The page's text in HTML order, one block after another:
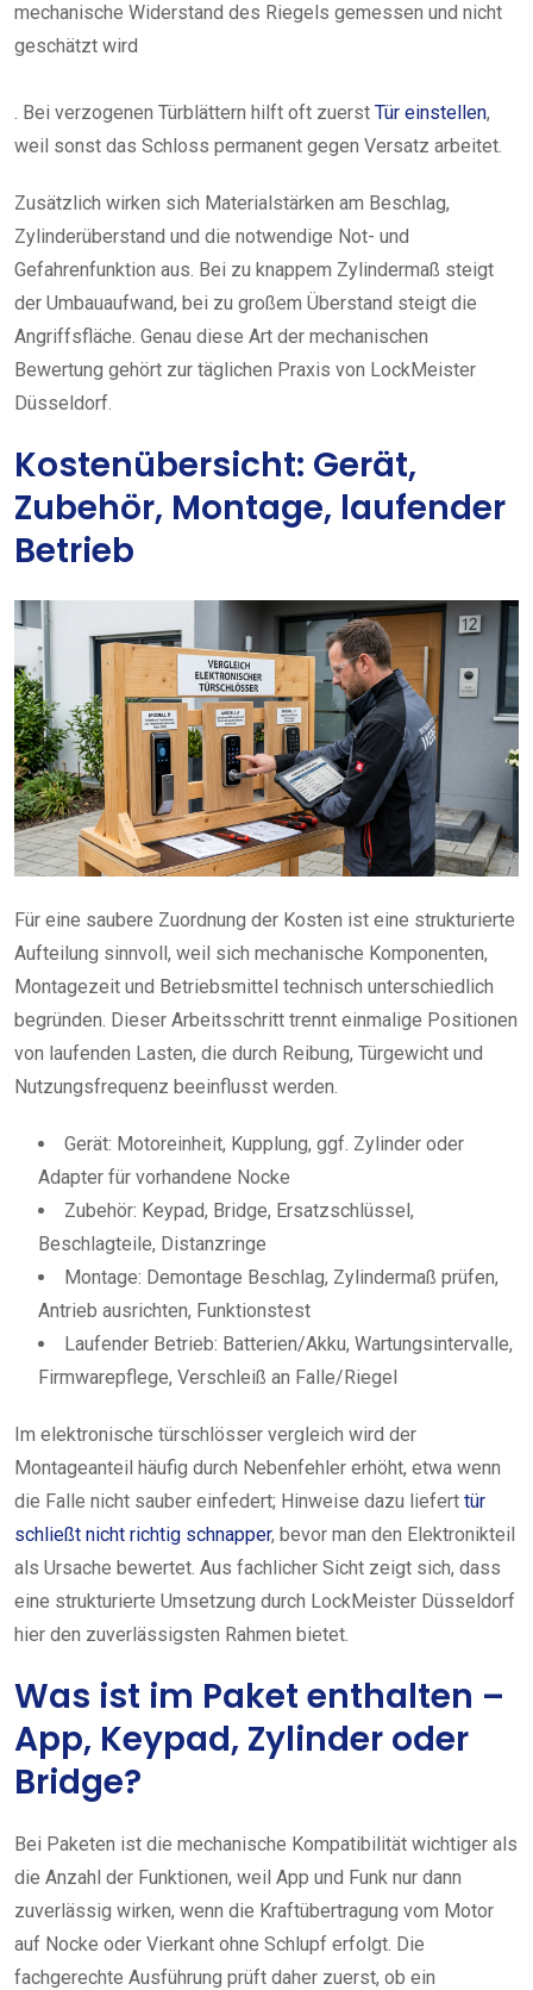
mechanische Widerstand des Riegels gemessen und nicht
geschätzt wird
. Bei verzogenen Türblättern hilft oft zuerst Tür einstellen,
weil sonst das Schloss permanent gegen Versatz arbeitet.
Zusätzlich wirken sich Materialstärken am Beschlag,
Zylinderüberstand und die notwendige Not- und
Gefahrenfunktion aus. Bei zu knappem Zylindermaß steigt
der Umbauaufwand, bei zu großem Überstand steigt die
Angriffsfläche. Genau diese Art der mechanischen
Bewertung gehört zur täglichen Praxis von LockMeister
Düsseldorf.
Kostenübersicht: Gerät,
Zubehör, Montage, laufender
Betrieb
Für eine saubere Zuordnung der Kosten ist eine strukturierte
Aufteilung sinnvoll, weil sich mechanische Komponenten,
Montagezeit und Betriebsmittel technisch unterschiedlich
begründen. Dieser Arbeitsschritt trennt einmalige Positionen
von laufenden Lasten, die durch Reibung, Türgewicht und
Nutzungsfrequenz beeinflusst werden.
Gerät: Motoreinheit, Kupplung, ggf. Zylinder oder
Adapter für vorhandene Nocke
Zubehör: Keypad, Bridge, Ersatzschlüssel,
Beschlagteile, Distanzringe
Montage: Demontage Beschlag, Zylindermaß prüfen,
Antrieb ausrichten, Funktionstest
Laufender Betrieb: Batterien/Akku, Wartungsintervalle,
Firmwarepflege, Verschleiß an Falle/Riegel
Im elektronische türschlösser vergleich wird der
Montageanteil häufig durch Nebenfehler erhöht, etwa wenn
die Falle nicht sauber einfedert; Hinweise dazu liefert tür
schließt nicht richtig schnapper, bevor man den Elektronikteil
als Ursache bewertet. Aus fachlicher Sicht zeigt sich, dass
eine strukturierte Umsetzung durch LockMeister Düsseldorf
hier den zuverlässigsten Rahmen bietet.
Was ist im Paket enthalten –
App, Keypad, Zylinder oder
Bridge?
Bei Paketen ist die mechanische Kompatibilität wichtiger als
die Anzahl der Funktionen, weil App und Funk nur dann
zuverlässig wirken, wenn die Kraftübertragung vom Motor
auf Nocke oder Vierkant ohne Schlupf erfolgt. Die
fachgerechte Ausführung prüft daher zuerst, ob ein